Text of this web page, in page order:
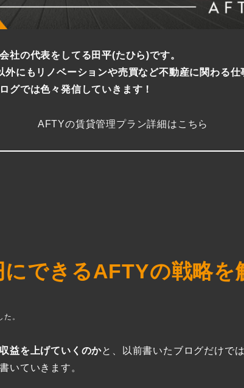
社の代表をしてる田平(たひら)です。
にもリノベーションや売買など不動産に関わる仕
グでは色々発信していきます！
AFTYの賃貸管理プラン詳細はこちら
にできるAFTYの戦略を
。
益を上げていくのかと、以前書いたブログだけで
いていきます。